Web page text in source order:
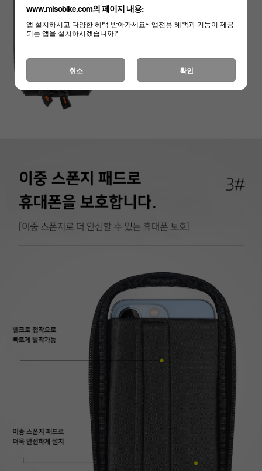
www.misobike.com의 페이지 내용:
앱 설치하시고 다양한 혜택 받아가세요~ 앱전용 혜택과 기능이 제공
되는 앱을 설치하시겠습니까?
취소 확인